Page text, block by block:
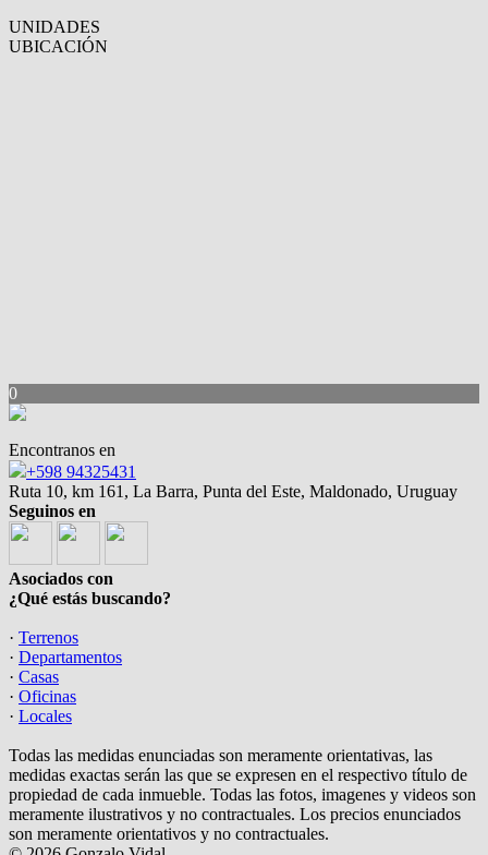
UNIDADES
UBICACIÓN
0
Encontranos en
+598 94325431
Ruta 10, km 161, La Barra, Punta del Este, Maldonado, Uruguay
Seguinos en
Asociados con
¿Qué estás buscando?
· Terrenos
· Departamentos
· Casas
· Oficinas
· Locales
Todas las medidas enunciadas son meramente orientativas, las
medidas exactas serán las que se expresen en el respectivo título de
propiedad de cada inmueble. Todas las fotos, imagenes y videos son
meramente ilustrativos y no contractuales. Los precios enunciados
son meramente orientativos y no contractuales.